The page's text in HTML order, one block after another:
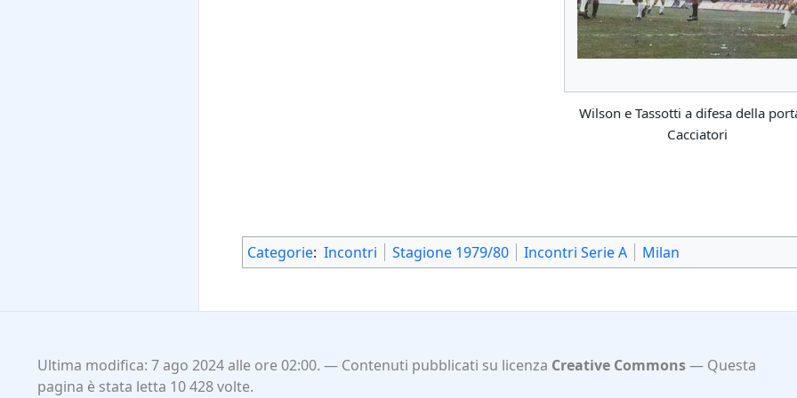
Wilson e Tassotti a difesa della
Cacciatori
Categorie: Incontri Stagione 1979/80 Incontri Serie A Milan
Ultima modifica: 7 ago 2024 alle ore 02:00. Contenuti pubblicati su licenza Creative Commons
Questa
pagina è stata letta 10 428 volte.